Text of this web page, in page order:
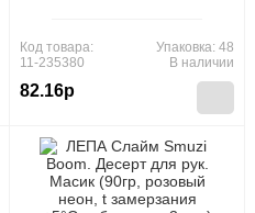
(ООО "Новая Химия")
Код товара:
11-235380
82.16р
Упаковка: 48
В наличии